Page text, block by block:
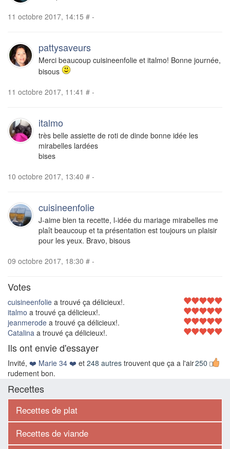
11 octobre 2017, 14:15 # -
pattysaveurs
Merci beaucoup cuisineenfolie et italmo! Bonne journée,
bisous
11 octobre 2017, 11:41 # -
italmo
très belle assiette de roti de dinde bonne idée les
mirabelles lardées
bises
10 octobre 2017, 13:40 # -
cuisineenfolie
J-aime bien ta recette, l-idée du mariage mirabelles me
plaît beaucoup et ta présentation est toujours un plaisir
pour les yeux. Bravo, bisous
09 octobre 2017, 18:30 # -
Votes
cuisineenfolie a trouvé ça délicieux!.
italmo a trouvé ça délicieux!.
jeanmerode a trouvé ça délicieux!.
Catalina a trouvé ça délicieux!.
Ils ont envie d'essayer
250
Invité, ❤️ Marie 34 ❤️ et 248 autres trouvent que ça a l'air
rudement bon.
Recettes
Recettes de plat
Recettes de viande